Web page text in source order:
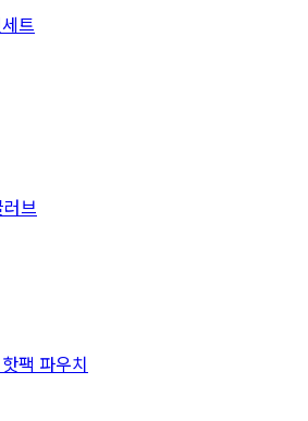
트
브
팩 파우치